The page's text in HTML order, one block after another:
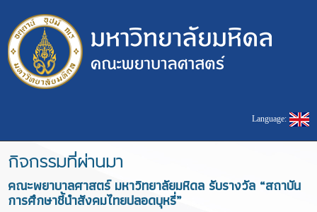
Language:
กิจกรรมที่ผ่านมา
คณะพยาบาลศาสตร์ มหาวิทยาลัยมหิดล รับรางวัล “สถาบัน
การศึกษาชี้นำสังคมไทยปลอดบุหรี่”